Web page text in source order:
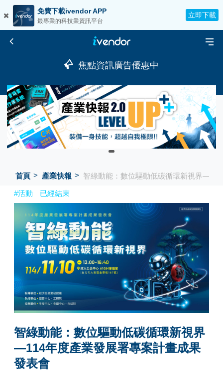
免費下載ivendor APP
最專業的科技業資訊平台
立即下載
焦點資訊廣告優惠中
首頁 產業快報 智綠動能：數位驅動低碳循環新視界
#活動 已經結束
智綠動能：數位驅動低碳循環新視界
—114年度產業發展署專案計畫成果
發表會